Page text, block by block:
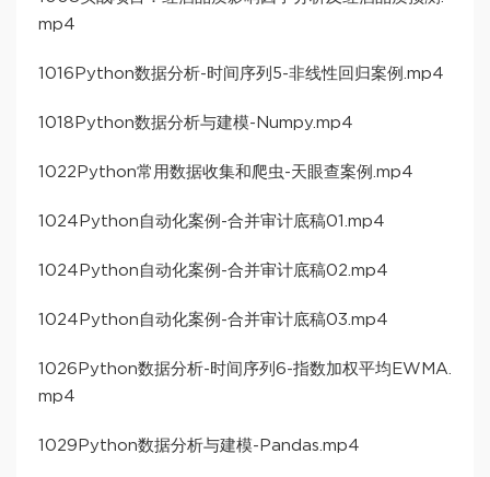
mp4
1016Python数据分析-时间序列5-非线性回归案例.mp4
1018Python数据分析与建模-Numpy.mp4
1022Python常用数据收集和爬虫-天眼查案例.mp4
1024Python自动化案例-合并审计底稿01.mp4
1024Python自动化案例-合并审计底稿02.mp4
1024Python自动化案例-合并审计底稿03.mp4
1026Python数据分析-时间序列6-指数加权平均EWMA.
mp4
1029Python数据分析与建模-Pandas.mp4